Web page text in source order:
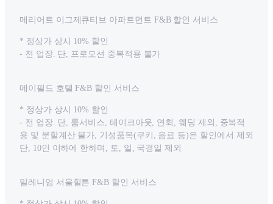
메리어트 이그제큐티브 아파트먼트 F&B 할인 서비스
* 정상가 상시 10% 할인
- 전 업장. 단, 프로모션 중복적용 불가
메이필드 호텔 F&B 할인 서비스
* 정상가 상시 10% 할인
- 전 업장. 단, 룸서비스, 테이크아웃, 연회, 웨딩 제외, 중복적
용 및 분할계산 불가, 기성품목(쿠키, 음료 등)은 할인에서 제외
단, 10인 이하에 한하며, 토, 일, 국경일 제외
밀레니엄 서울힐튼 F&B 할인 서비스